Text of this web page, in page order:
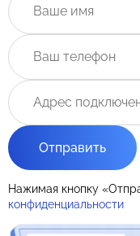
Отправить
Нажимая кнопку
конфиденциальности